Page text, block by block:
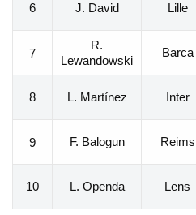
6 J. David Lille
7
R.
Lewandowski
Barca
8 L. Martínez Inter
9 F. Balogun Reims
10 L. Openda Lens